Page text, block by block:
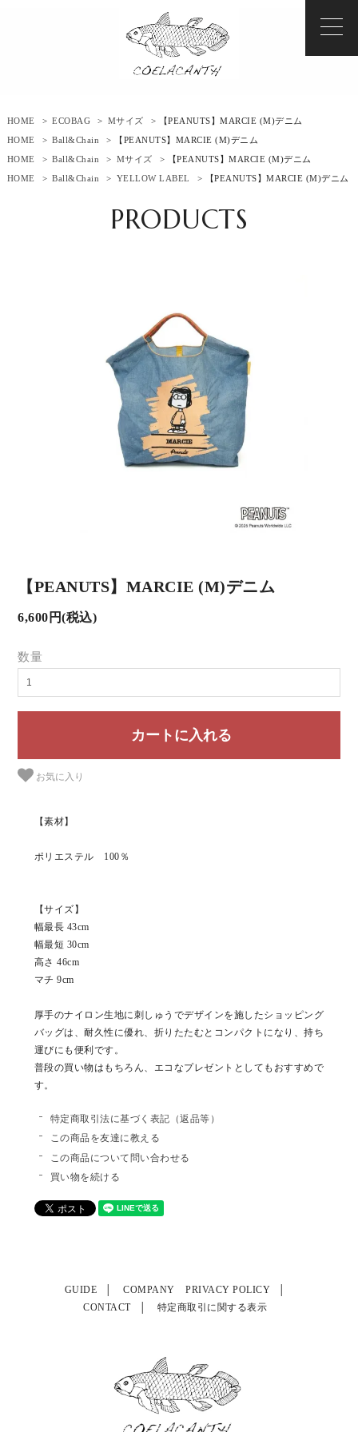
HOME > ECOBAG > Mサイズ
> 【PEANUTS】MARCIE (M)デニム
HOME
> Ball&Chain
> 【PEANUTS】MARCIE (M)デニム
HOME
> Ball&Chain > Mサイズ
> 【PEANUTS】MARCIE (M)デニム
HOME
> Ball&Chain > YELLOW LABEL > 【PEANUTS】MARCIE (M)デニム
PRODUCTS
【PEANUTS】MARCIE (M)デニム
6,600円(税込)
数量
お気に入り
【素材】
ポリエステル 100％
【サイズ】
幅最長 43cm
幅最短 30cm
高さ 46cm
マチ 9cm
厚手のナイロン生地に刺しゅうでデザインを施したショッピング
バッグは、耐久性に優れ、折りたたむとコンパクトになり、持ち
運びにも便利です。
普段の買い物はもちろん、エコなプレゼントとしてもおすすめで
す。
特定商取引法に基づく表記（返品等）
この商品を友達に教える
この商品について問い合わせる
買い物を続ける
GUIDE COMPANY
PRIVACY POLICY
CONTACT
特定商取引に関する表示